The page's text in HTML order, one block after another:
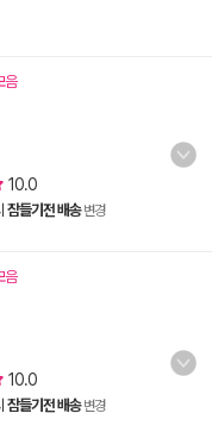
음
10.0
잠들기전 배송 변경
음
10.0
잠들기전 배송 변경